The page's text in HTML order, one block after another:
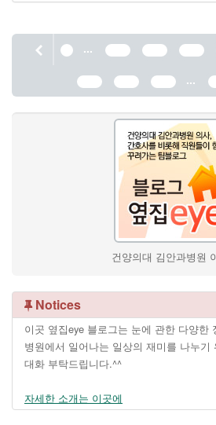
1 ... 167 168 169
173
174 175 ...
건양의대 김안과병원
Notices
이곳 옆집eye 블로그는 눈에 관한 다양한
병원에서 일어나는 일상의 재미를 나누기
대화 부탁드립니다.^^
자세한 소개는 이곳에